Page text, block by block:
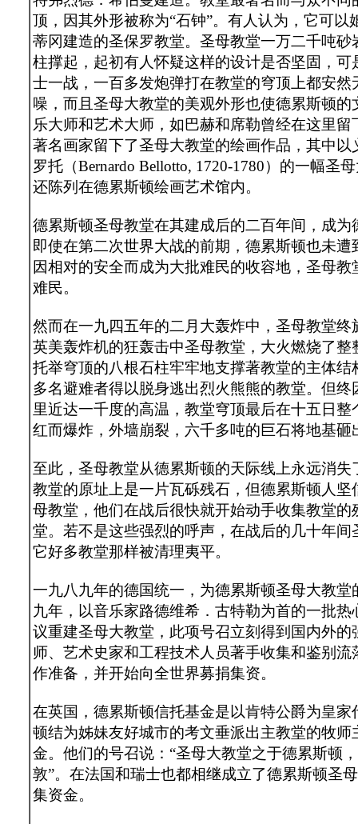
顶，因其外形被称为“石钟”。有人认为，它可以
蒂冈建造的圣保罗教堂。圣母教堂一万二千吨
柱撑起，起初有人怀疑这样的设计是否坚固，
士一战，一百多发炮弹打在教堂的穹顶上都安
噪，而且圣母大教堂的美观外形也使德累斯顿
乐大师和艺术大师，如巴赫和席勒曾经在这里
著名画家留下了圣母大教堂的绘画作品，其中以
罗托（Bernardo Bellotto, 1720-1780）的一幅圣
还陈列在德累斯顿绘画艺术馆内。
德累斯顿圣母教堂在其建成后的二百年间，成为
即使在第二次世界大战的前期，德累斯顿也未
因相对的安全而成为大批难民的收容地，圣母
难民。
然而在一九四五年的二月大轰炸中，圣母教堂终
英美轰炸机的狂轰击中圣母教堂，大火燃烧了
托举穹顶的八根石柱牢牢地支撑著教堂的主体
多名避难者得以脱身逃出烈火熊熊的教堂。但
里近达一千度的高温，教堂穹顶最后在十五日
红而爆炸，外墙崩裂，六千多吨的巨石将地基砸
至此，圣母教堂从德累斯顿的天际线上永远消
教堂的原址上是一片瓦砾残石，但德累斯顿人
母教堂，他们在战后很快就开始动手收集教堂的
堂。若不是这些强烈的呼声，在战后的几十年
它好多教堂那样被清理夷平。
一九八九年的德国统一，为德累斯顿圣母大教堂
九年，以音乐家路德维希．古特勒为首的一批
议重建圣母大教堂，此项号召立刻得到国内外
师、艺术史家和工程技术人员著手收集和鉴别
作准备，并开始向全世界募捐集资。
在英国，德累斯顿信托基金是以肯特公爵为皇
顿结为姊妹友好城市的考文垂派出主教堂的牧师
金。他们的号召说：“圣母大教堂之于德累斯顿
敦”。在法国和瑞士也都相继成立了德累斯顿圣
集资金。